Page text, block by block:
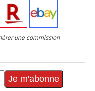
une commission